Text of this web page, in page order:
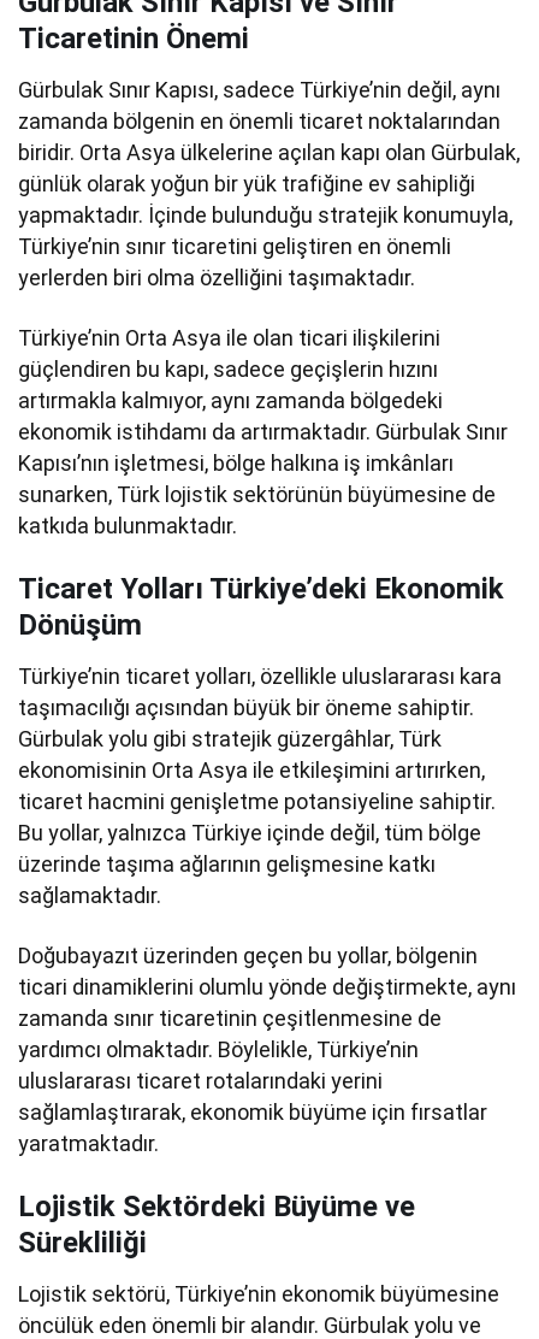
Ticaretinin Önemi
Gürbulak Sınır Kapısı, sadece Türkiye’nin değil, aynı
zamanda bölgenin en önemli ticaret noktalarından
biridir. Orta Asya ülkelerine açılan kapı olan Gürbulak,
günlük olarak yoğun bir yük trafiğine ev sahipliği
yapmaktadır. İçinde bulunduğu stratejik konumuyla,
Türkiye’nin sınır ticaretini geliştiren en önemli
yerlerden biri olma özelliğini taşımaktadır.
Türkiye’nin Orta Asya ile olan ticari ilişkilerini
güçlendiren bu kapı, sadece geçişlerin hızını
artırmakla kalmıyor, aynı zamanda bölgedeki
ekonomik istihdamı da artırmaktadır. Gürbulak Sınır
Kapısı’nın işletmesi, bölge halkına iş imkânları
sunarken, Türk lojistik sektörünün büyümesine de
katkıda bulunmaktadır.
Ticaret Yolları Türkiye’deki Ekonomik
Dönüşüm
Türkiye’nin ticaret yolları, özellikle uluslararası kara
taşımacılığı açısından büyük bir öneme sahiptir.
Gürbulak yolu gibi stratejik güzergâhlar, Türk
ekonomisinin Orta Asya ile etkileşimini artırırken,
ticaret hacmini genişletme potansiyeline sahiptir.
Bu yollar, yalnızca Türkiye içinde değil, tüm bölge
üzerinde taşıma ağlarının gelişmesine katkı
sağlamaktadır.
Doğubayazıt üzerinden geçen bu yollar, bölgenin
ticari dinamiklerini olumlu yönde değiştirmekte, aynı
zamanda sınır ticaretinin çeşitlenmesine de
yardımcı olmaktadır. Böylelikle, Türkiye’nin
uluslararası ticaret rotalarındaki yerini
sağlamlaştırarak, ekonomik büyüme için fırsatlar
yaratmaktadır.
Lojistik Sektördeki Büyüme ve
Sürekliliği
Lojistik sektörü, Türkiye’nin ekonomik büyümesine
öncülük eden önemli bir alandır. Gürbulak yolu ve